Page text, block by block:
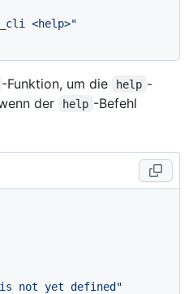
<help>"
-Funktion, um die help -
der
help -Befehl
not yet defined"